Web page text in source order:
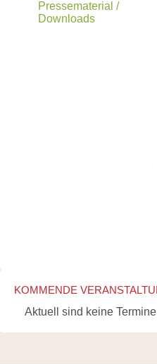
Pressematerial /
Downloads
KOMMENDE
Aktuell sind keine